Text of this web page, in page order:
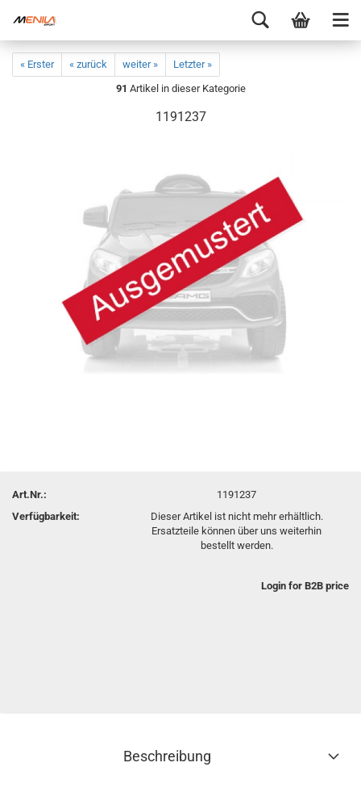
« Erster « zurück weiter »
Letzter »
91 Artikel in dieser Kategorie
1191237
Art.Nr.:
1191237
Verfügbarkeit:
Dieser Artikel ist nicht mehr erhältlich.
Ersatzteile können über uns weiterhin
bestellt werden.
Login for B2B price
Beschreibung